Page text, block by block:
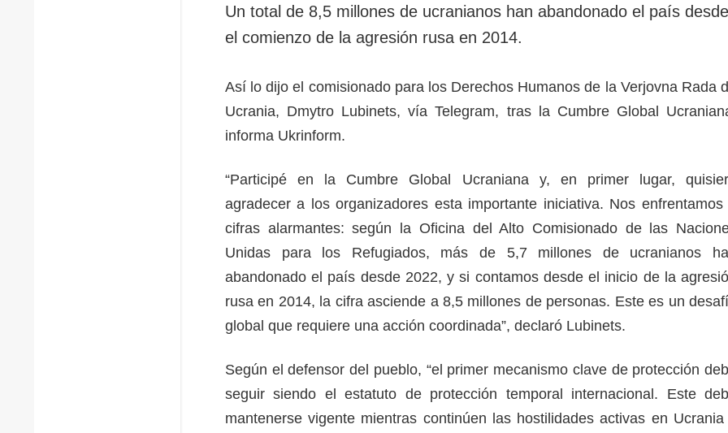
Un total de 8,5 millones de ucranianos han abandonado el país desde
el comienzo de la agresión rusa en 2014.
Así lo dijo el comisionado para los Derechos Humanos de la Verjovna Rada
Ucrania, Dmytro Lubinets, vía Telegram, tras la Cumbre Global
informa Ukrinform.
“Participé en la Cumbre Global Ucraniana y, en primer lugar,
agradecer a los organizadores esta importante iniciativa. Nos enfrentamos
cifras alarmantes: según la Oficina del Alto Comisionado de las
Unidas para los Refugiados, más de 5,7 millones de ucranianos
abandonado el país desde 2022, y si contamos desde el inicio de la
rusa en 2014, la cifra asciende a 8,5 millones de personas. Este es un
global que requiere una acción coordinada”, declaró Lubinets.
Según el defensor del pueblo, “el primer mecanismo clave de protección
seguir siendo el estatuto de protección temporal internacional. Este
mantenerse vigente mientras continúen las hostilidades activas en Ucrania